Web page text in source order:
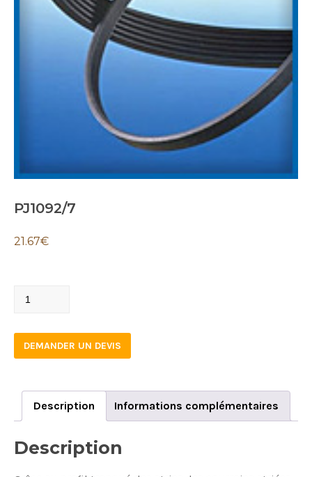
PJ1092/7
21.67€
PJ1092/7
DEMANDER UN DEVIS
Description Informations complémentaires
Description